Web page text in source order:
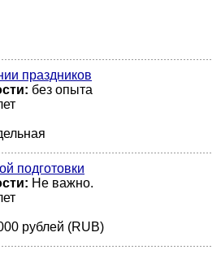
праздников
без опыта
подготовки
Не важно.
рублей (RUB)